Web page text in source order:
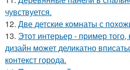
чувствуется.
12. Две детские комнаты с
13. Этот интерьер - пример
дизайн может деликатно
контекст города.